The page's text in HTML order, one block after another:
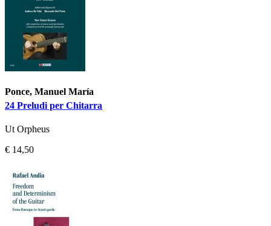
Ponce, Manuel María
24 Preludi per Chitarra
Ut Orpheus
€ 14,50